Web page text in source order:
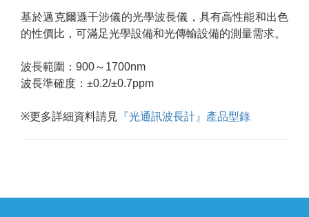
基於邁克爾遜干涉儀的光學波長儀，具有高性能和出色
的性價比，可滿足光學設備和光傳輸設備的測量需求。
波長範圍：900～1700nm
波長準確度：±0.2/±0.7ppm
※更多詳細資料請見 『光通訊波長計』產品型錄